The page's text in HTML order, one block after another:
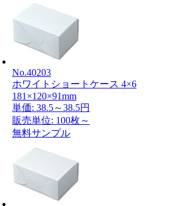
No.40203
ホワイトショートケース 4×6
181×120×91mm
単価: 38.5～38.5円
販売単位: 100枚～
無料サンプル